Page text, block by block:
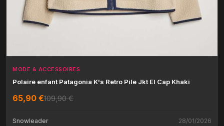
MODE & ACCESSOIRES
Polaire enfant Patagonia K's Retro Pile Jkt El Cap Khaki
65,90 €109,90 €
Snowleader 28/01/2026